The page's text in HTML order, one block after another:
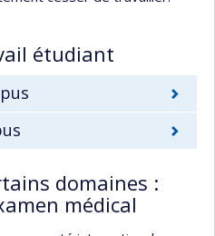
étudiant
domaines :
médical